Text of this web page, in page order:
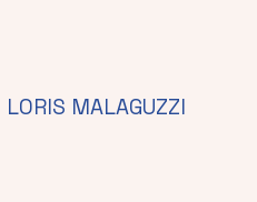
LORIS MALAGUZZI